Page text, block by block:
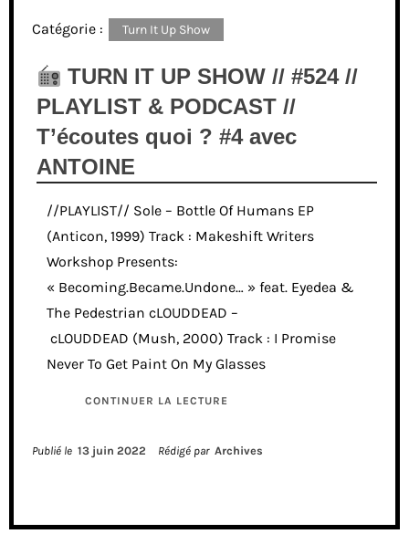
Catégorie : Turn It Up Show
TURN IT UP SHOW // #524 //
PLAYLIST & PODCAST //
T’écoutes quoi ? #4 avec
ANTOINE
//PLAYLIST// Sole – Bottle Of Humans EP
(Anticon, 1999) Track : Makeshift Writers
Workshop Presents:
« Becoming.Became.Undone… » feat. Eyedea &
The Pedestrian cLOUDDEAD –
cLOUDDEAD (Mush, 2000) Track : I Promise
Never To Get Paint On My Glasses
CONTINUER LA LECTURE
Publié le 13 juin 2022 Rédigé par Archives